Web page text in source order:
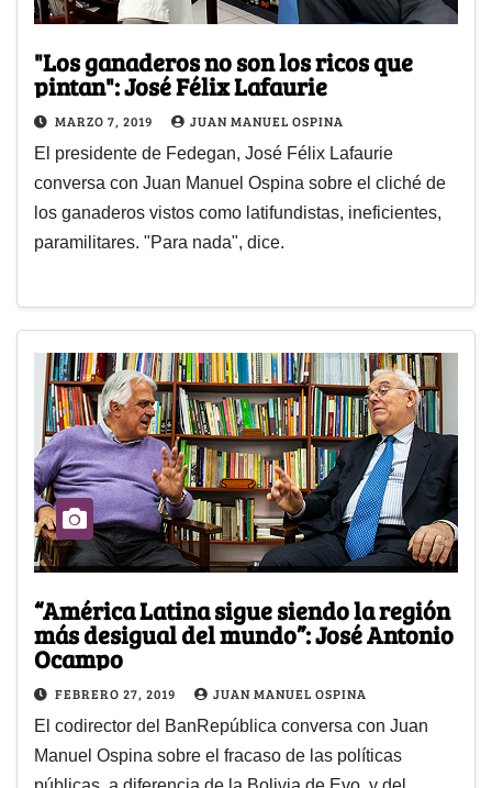
"Los ganaderos no son los ricos que
pintan": José Félix Lafaurie
MARZO 7, 2019 JUAN MANUEL OSPINA
El presidente de Fedegan, José Félix Lafaurie
conversa con Juan Manuel Ospina sobre el cliché de
los ganaderos vistos como latifundistas, ineficientes,
paramilitares. "Para nada", dice.
“América Latina sigue siendo la región
más desigual del mundo”: José Antonio
Ocampo
FEBRERO 27, 2019 JUAN MANUEL OSPINA
El codirector del BanRepública conversa con Juan
Manuel Ospina sobre el fracaso de las políticas